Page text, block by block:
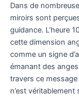
Dans de
miroirs sont
guidance. L’heure
cette dimension
comme un signe
émanant des
travers ce
n’est